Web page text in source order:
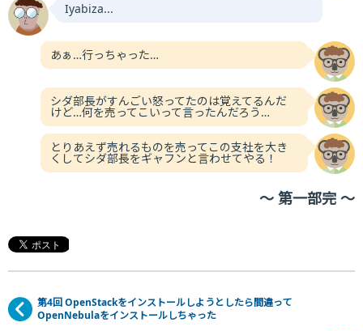
Iyabiza...
あぁ…行っちゃった…
シダ部長がすんごい怒ってたのは覚えてるんだ
けど…何を売ってこいって言ったんだろう…
とりあえず売れるものを売ってこの支社を大き
くしてシダ部長をギャフンと言わせてやる！
～ 第一部完 ～
第4回 OpenStackをインストールしようとしたら間違って
OpenNebulaをインストールしちゃった